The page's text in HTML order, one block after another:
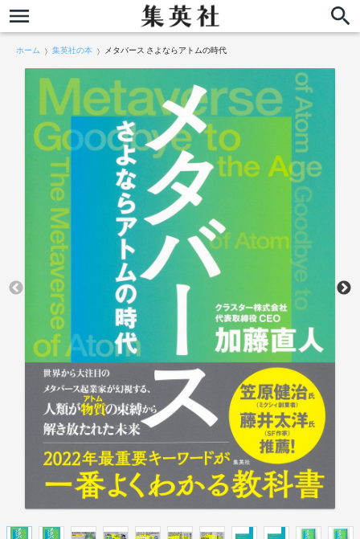
ホーム 集英社の本 メタバース さよならアトムの時代